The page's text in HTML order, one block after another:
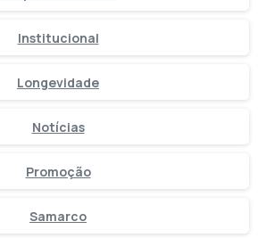
Institucional
Longevidade
Notícias
Promoção
Samarco